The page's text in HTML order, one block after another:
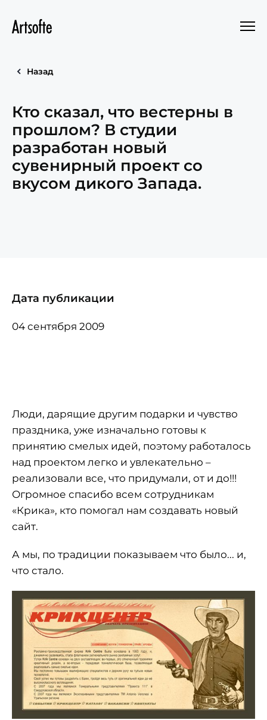
Назад
Кто сказал, что вестерны в
прошлом? В студии
разработан новый
сувенирный проект со
вкусом дикого Запада.
Люди, дарящие другим подарки и чувство
праздника, уже изначально готовы к
принятию смелых идей, поэтому работалось
над проектом легко и увлекательно –
реализовали все, что придумали, от и до!!!
Огромное спасибо всем сотрудникам
«Крика», кто помогал нам создавать новый
сайт.
А мы, по традиции показываем что было... и,
что стало.
Дата публикации
04 сентября 2009